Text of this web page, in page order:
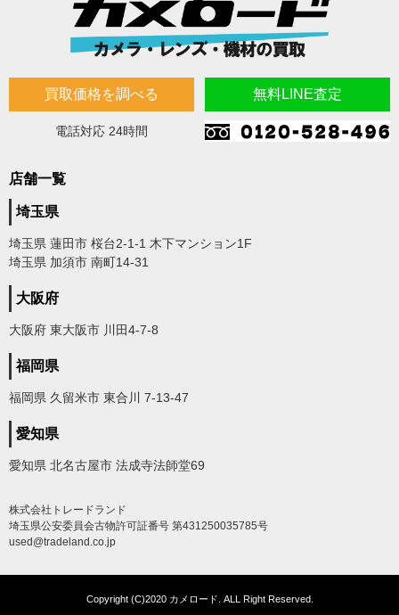
買取価格を調べる 無料LINE査定
電話対応 24時間
店舗一覧
埼玉県
埼玉県 蓮田市 桜台2-1-1 木下マンション1F
埼玉県 加須市 南町14-31
大阪府
大阪府 東大阪市 川田4-7-8
福岡県
福岡県 久留米市 東合川 7-13-47
愛知県
愛知県 北名古屋市 法成寺法師堂69
株式会社トレードランド
埼玉県公安委員会古物許可証番号 第431250035785号
used@tradeland.co.jp
Copyright (C)2020 カメロード. ALL Right Reserved.